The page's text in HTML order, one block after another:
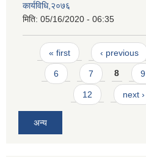
कार्यविधि,२०७६
मिति: 05/16/2020 - 06:35
Pages
« first ‹ previous
6 7 8 9
12 next ›
अन्य